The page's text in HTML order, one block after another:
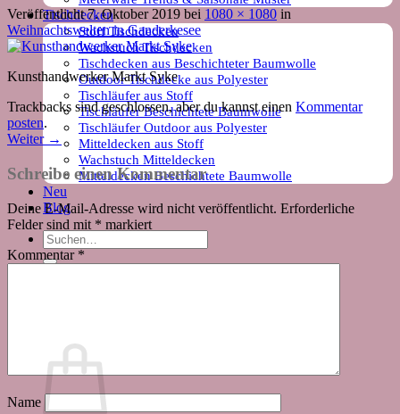
Tischdecken
Stoff Tischdecken
Wachstuch Tischdecken
Tischdecken aus Beschichteter Baumwolle
Outdoor Tischdecke aus Polyester
Tischläufer aus Stoff
Tischläufer Beschichtete Baumwolle
Tischläufer Outdoor aus Polyester
Mitteldecken aus Stoff
Wachstuch Mitteldecken
Mitteldecken Beschichtete Baumwolle
Neu
Blog
Suchen
nach:
Veröffentlicht7. Oktober 2019 bei 1080 × 1080 in
Weihnachtswelten in Ganderkesee
Kunsthandwerker Markt Syke
Trackbacks sind geschlossen, aber du kannst einen Kommentar
posten.
Weiter →
Schreibe einen Kommentar
Deine E-Mail-Adresse wird nicht veröffentlicht. Erforderliche
Felder sind mit * markiert
Kommentar *
Name